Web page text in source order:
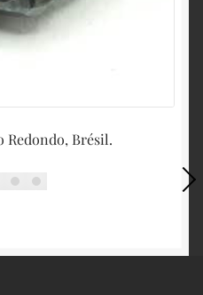
Brésil.